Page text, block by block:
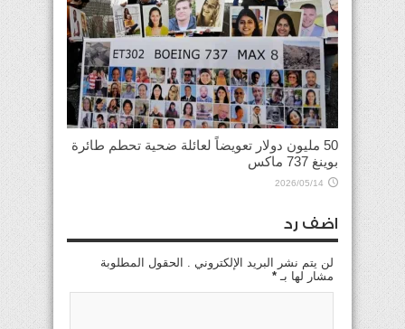
50 مليون دولار تعويضاً لعائلة ضحية تحطم طائرة
بوينغ 737 ماكس
2026/05/14
اضف رد
لن يتم نشر البريد الإلكتروني . الحقول المطلوبة
مشار لها بـ *